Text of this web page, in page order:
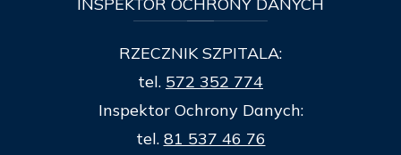
RZECZNIK SZPITALA:
tel. 572 352 774
Inspektor Ochrony Danych:
tel. 81 537 46 76